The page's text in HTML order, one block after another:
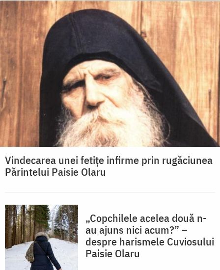
Vindecarea unei fetițe infirme prin rugăciunea
Părintelui Paisie Olaru
„Copchilele acelea două n-
au ajuns nici acum?” –
despre harismele Cuviosului
Paisie Olaru